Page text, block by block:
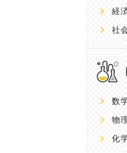
経
社
数
物
化